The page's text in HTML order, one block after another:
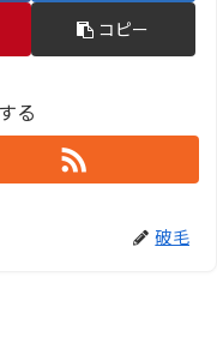
コピー
る
破毛